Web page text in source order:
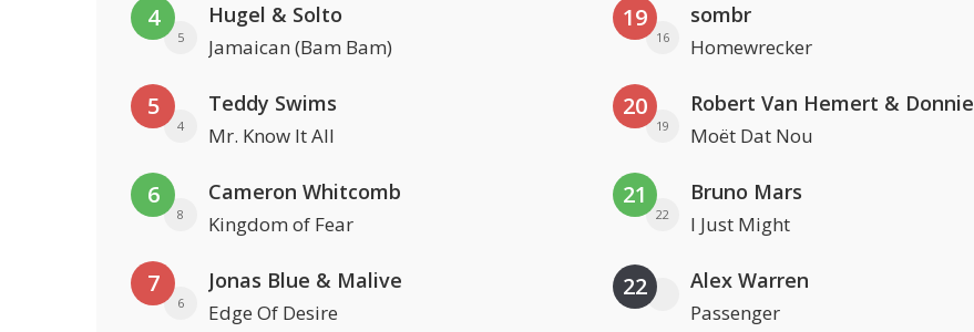
4
5
Hugel & Solto
Jamaican (Bam Bam)
5
4
Teddy Swims
Mr. Know It All
6
8
Cameron Whitcomb
Kingdom of Fear
7
6
Jonas Blue & Malive
Edge Of Desire
19
16
sombr
Homewrecker
20
19
Robert Van Hemert & Donnie
Moët Dat Nou
21
22
Bruno Mars
I Just Might
22 Alex Warren
Passenger